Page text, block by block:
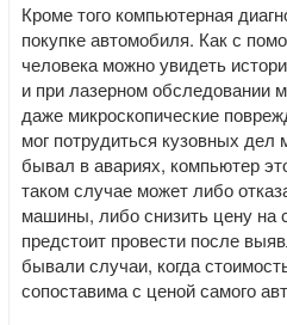
Кроме того компьютерная
покупке автомобиля. Как с
человека можно увидеть
и при лазерном обследовании
даже микроскопические
мог потрудиться кузовных
бывал в авариях, компьютер
таком случае может либо
машины, либо снизить цену на
предстоит провести после
бывали случаи, когда
сопоставима с ценой самого